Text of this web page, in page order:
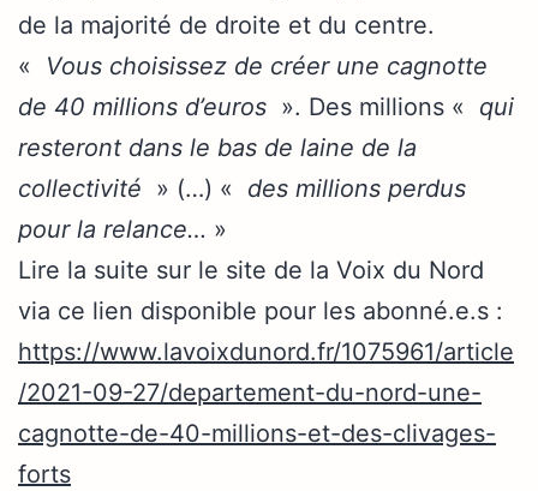
de la majorité de droite et du centre.
« Vous choisissez de créer une cagnotte
de 40 millions d’euros ». Des millions « qui
resteront dans le bas de laine de la
collectivité » (…) « des millions perdus
pour la relance… »
Lire la suite sur le site de la Voix du Nord
via ce lien disponible pour les abonné.e.s :
https://www.lavoixdunord.fr/1075961/article
/2021-09-27/departement-du-nord-une-
cagnotte-de-40-millions-et-des-clivages-
forts